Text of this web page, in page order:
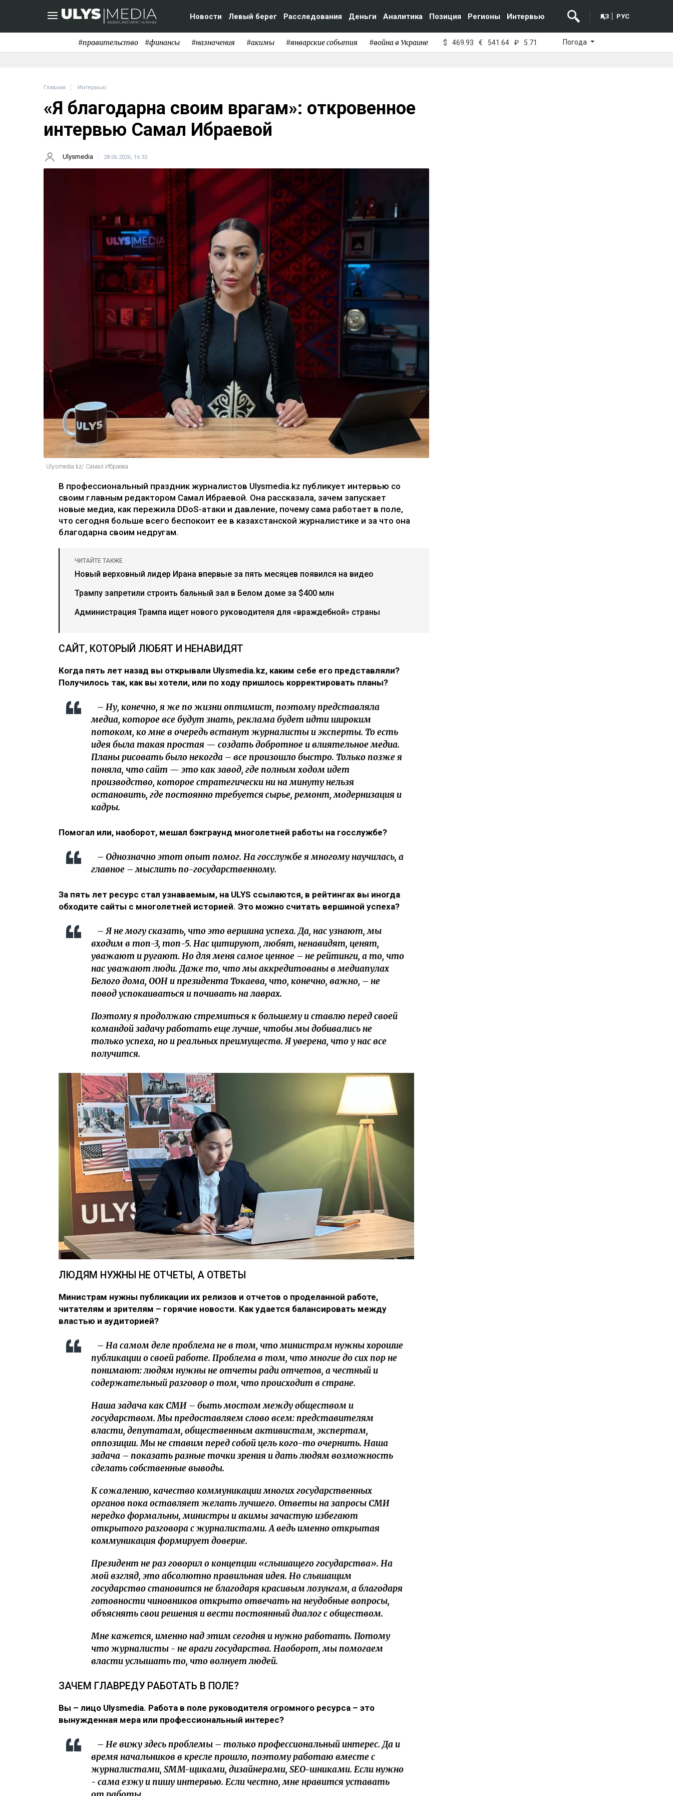
Новости Левый берег Расследования Деньги Аналитика Позиция Регионы Интервью ҚАЗ РУС
#правительство #финансы #назначения #акимы #январские события #война в Украине $ 469.93 € 541.64 ₽ 5.71 Погода
Главная Интервью
«Я благодарна своим врагам»: откровенное
интервью Самал Ибраевой
Ulysmedia 28.06.2026, 16:32
Ulysmedia.kz/ Самал Ибраева
В профессиональный праздник журналистов Ulysmedia.kz публикует интервью со
своим главным редактором Самал Ибраевой. Она рассказала, зачем запускает
новые медиа, как пережила DDoS-атаки и давление, почему сама работает в поле,
что сегодня больше всего беспокоит ее в казахстанской журналистике и за что она
благодарна своим недругам.
ЧИТАЙТЕ ТАКЖЕ
Новый верховный лидер Ирана впервые за пять месяцев появился на видео
Трампу запретили строить бальный зал в Белом доме за $400 млн
Администрация Трампа ищет нового руководителя для «враждебной» страны
САЙТ, КОТОРЫЙ ЛЮБЯТ И НЕНАВИДЯТ
Когда пять лет назад вы открывали Ulysmedia.kz, каким себе его представляли?
Получилось так, как вы хотели, или по ходу пришлось корректировать планы?
– Ну, конечно, я же по жизни оптимист, поэтому представляла
медиа, которое все будут знать, реклама будет идти широким
потоком, ко мне в очередь встанут журналисты и эксперты. То есть
идея была такая простая — создать добротное и влиятельное медиа.
Планы рисовать было некогда – все произошло быстро. Только позже я
поняла, что сайт — это как завод, где полным ходом идет
производство, которое стратегически ни на минуту нельзя
остановить, где постоянно требуется сырье, ремонт, модернизация и
кадры.
Помогал или, наоборот, мешал бэкграунд многолетней работы на госслужбе?
– Однозначно этот опыт помог. На госслужбе я многому научилась, а
главное – мыслить по-государственному.
За пять лет ресурс стал узнаваемым, на ULYS ссылаются, в рейтингах вы иногда
обходите сайты с многолетней историей. Это можно считать вершиной успеха?
– Я не могу сказать, что это вершина успеха. Да, нас узнают, мы
входим в топ-3, топ-5. Нас цитируют, любят, ненавидят, ценят,
уважают и ругают. Но для меня самое ценное – не рейтинги, а то, что
нас уважают люди. Даже то, что мы аккредитованы в медиапулах
Белого дома, ООН и президента Токаева, что, конечно, важно, – не
повод успокаиваться и почивать на лаврах.
Поэтому я продолжаю стремиться к большему и ставлю перед своей
командой задачу работать еще лучше, чтобы мы добивались не
только успеха, но и реальных преимуществ. Я уверена, что у нас все
получится.
ЛЮДЯМ НУЖНЫ НЕ ОТЧЕТЫ, А ОТВЕТЫ
Министрам нужны публикации их релизов и отчетов о проделанной работе,
читателям и зрителям – горячие новости. Как удается балансировать между
властью и аудиторией?
– На самом деле проблема не в том, что министрам нужны хорошие
публикации о своей работе. Проблема в том, что многие до сих пор не
понимают: людям нужны не отчеты ради отчетов, а честный и
содержательный разговор о том, что происходит в стране.
Наша задача как СМИ – быть мостом между обществом и
государством. Мы предоставляем слово всем: представителям
власти, депутатам, общественным активистам, экспертам,
оппозиции. Мы не ставим перед собой цель кого-то очернить. Наша
задача – показать разные точки зрения и дать людям возможность
сделать собственные выводы.
К сожалению, качество коммуникации многих государственных
органов пока оставляет желать лучшего. Ответы на запросы СМИ
нередко формальны, министры и акимы зачастую избегают
открытого разговора с журналистами. А ведь именно открытая
коммуникация формирует доверие.
Президент не раз говорил о концепции «слышащего государства». На
мой взгляд, это абсолютно правильная идея. Но слышащим
государство становится не благодаря красивым лозунгам, а благодаря
готовности чиновников открыто отвечать на неудобные вопросы,
объяснять свои решения и вести постоянный диалог с обществом.
Мне кажется, именно над этим сегодня и нужно работать. Потому
что журналисты - не враги государства. Наоборот, мы помогаем
власти услышать то, что волнует людей.
ЗАЧЕМ ГЛАВРЕДУ РАБОТАТЬ В ПОЛЕ?
Вы – лицо Ulysmedia. Работа в поле руководителя огромного ресурса – это
вынужденная мера или профессиональный интерес?
– Не вижу здесь проблемы – только профессиональный интерес. Да и
время начальников в кресле прошло, поэтому работаю вместе с
журналистами, SMM-щиками, дизайнерами, SEO-шниками. Если нужно
- сама езжу и пишу интервью. Если честно, мне нравится уставать